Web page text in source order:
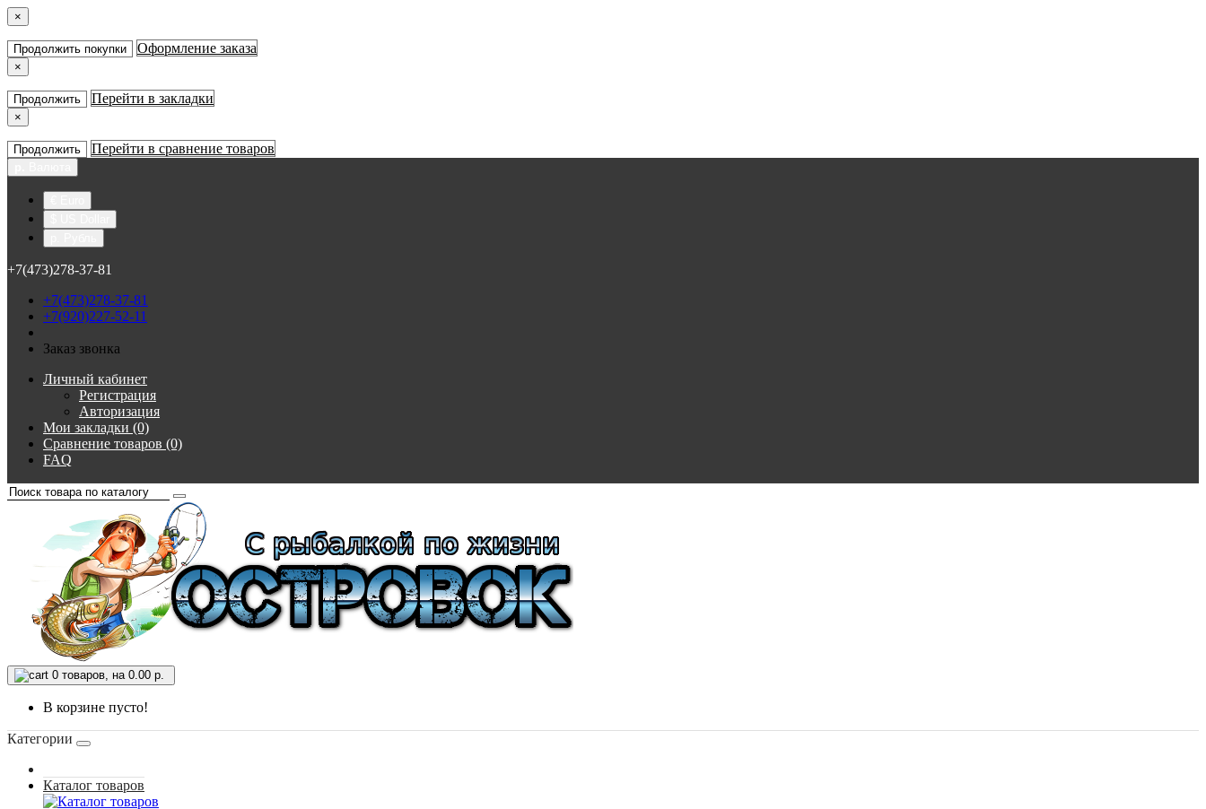
×
Продолжить покупки Оформление заказа
×
Продолжить Перейти в закладки
×
Продолжить Перейти в сравнение товаров
+7(473)278-37-81
+7(473)278-37-81
+7(920)227-52-11
Заказ звонка
Личный кабинет
Регистрация
Авторизация
Мои закладки (0)
Сравнение товаров (0)
FAQ
0 товаров, на 0.00 р.
В корзине пусто!
Категории
Каталог товаров